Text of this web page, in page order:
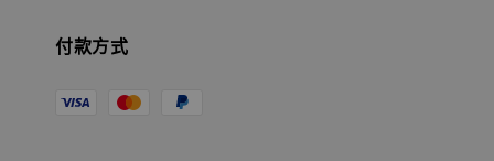
付款方式